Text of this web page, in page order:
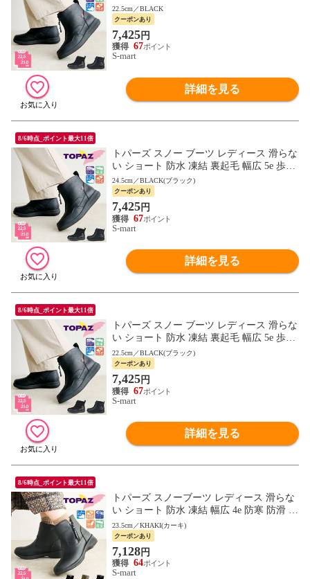
やすい 防寒 防滑 軽量 レイン コンフォー
ト シューズ 靴 3409 TOPAZ
22.5cm／BLACK
クーポンあり
7,425円
67
S-mart
詳細を見る
8/6時点_ポイント最大11倍
トパーズ スノー ブーツ レディース 滑らな
い ショート 防水 凍結 裏起毛 幅広 5e 歩き
やすい 防寒 防滑 軽量 レイン コンフォー
ト シューズ 靴 3409 TOPAZ
24.5cm／BLACK(ブラック)
クーポンあり
7,425円
67
S-mart
詳細を見る
8/6時点_ポイント最大11倍
トパーズ スノー ブーツ レディース 滑らな
い ショート 防水 凍結 裏起毛 幅広 5e 歩き
やすい 防寒 防滑 軽量 レイン コンフォー
ト シューズ 靴 3409 TOPAZ
22.5cm／BLACK(ブラック)
クーポンあり
7,425円
67
S-mart
詳細を見る
8/6時点_ポイント最大11倍
トパーズ スノーブーツ レディース 滑らな
い ショート 防水 凍結 幅広 4e 防寒 防滑 軽
量 暖かい レインブーツ ミセス topaz 4830
23.5cm／KHAKI(カーキ)
クーポンあり
7,128円
64
S-mart